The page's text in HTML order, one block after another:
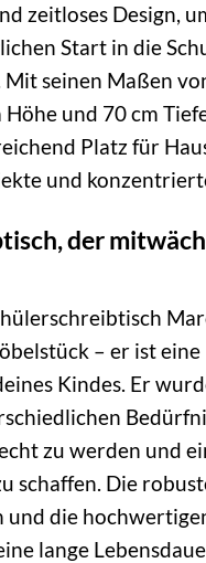
zeitloses Design,
Start in die
seinen Maßen
Höhe und 70 cm
Platz für
und
der
– er ist
Kindes. Er
zu werden und
schaffen. Die
die
lange